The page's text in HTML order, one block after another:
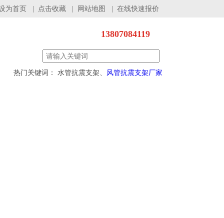
为首页 点击收藏 网站地图 在线快速报价
13807084119
热门关键词： 水管抗震支架、 风管抗震支架厂家